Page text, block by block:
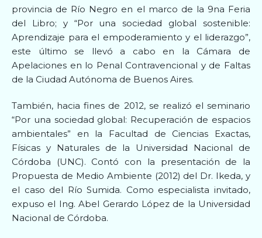
provincia de Río Negro en el marco de la 9na Feria
del Libro; y “Por una sociedad global sostenible:
Aprendizaje para el empoderamiento y el liderazgo”,
este último se llevó a cabo en la Cámara de
Apelaciones en lo Penal Contravencional y de Faltas
de la Ciudad Autónoma de Buenos Aires.
También, hacia fines de 2012, se realizó el seminario
“Por una sociedad global: Recuperación de espacios
ambientales” en la Facultad de Ciencias Exactas,
Físicas y Naturales de la Universidad Nacional de
Córdoba (UNC). Contó con la presentación de la
Propuesta de Medio Ambiente (2012) del Dr. Ikeda, y
el caso del Río Sumida. Como especialista invitado,
expuso el Ing. Abel Gerardo López de la Universidad
Nacional de Córdoba.